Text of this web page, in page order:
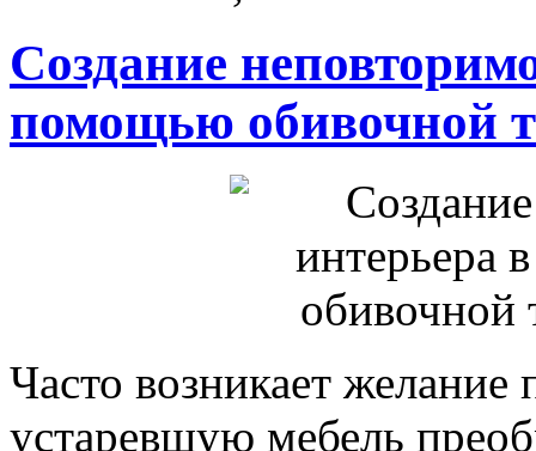
Создание
помощью обивочной
Часто возникает
устаревшую мебель